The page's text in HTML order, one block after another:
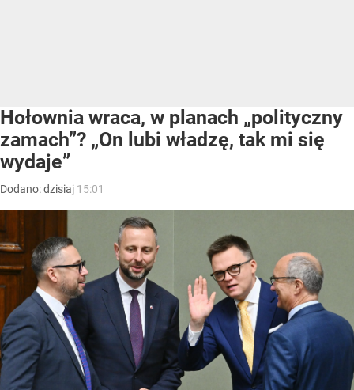
Hołownia wraca, w planach „polityczny
zamach”? „On lubi władzę, tak mi się
wydaje”
Dodano:dzisiaj 15:01